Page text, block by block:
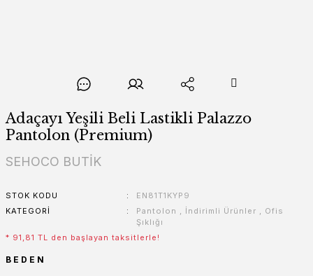
Adaçayı Yeşili Beli Lastikli Palazzo
Pantolon (Premium)
SEHOCO BUTİK
STOK KODU
EN81T1KYP9
KATEGORI
Pantolon İndirimli Ürünler
Ofis
Şıklığı
* 91,81 TL den başlayan taksitlerle!
BEDEN